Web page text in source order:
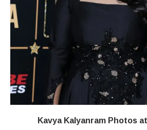
Kavya Kalyanram Photos